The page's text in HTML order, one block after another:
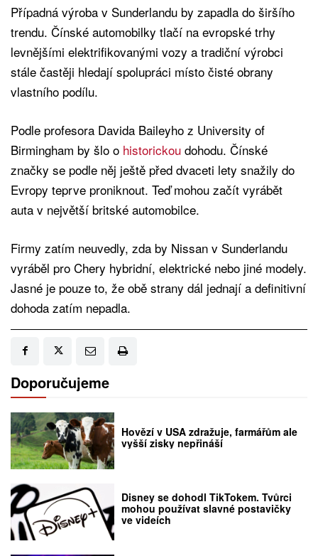
Případná výroba v Sunderlandu by zapadla do širšího
trendu. Čínské automobilky tlačí na evropské trhy
levnějšími elektrifikovanými vozy a tradiční výrobci
stále častěji hledají spolupráci místo čisté obrany
vlastního podílu.
Podle profesora Davida Baileyho z University of
Birmingham by šlo o historickou dohodu. Čínské
značky se podle něj ještě před dvaceti lety snažily do
Evropy teprve proniknout. Teď mohou začít vyrábět
auta v největší britské automobilce.
Firmy zatím neuvedly, zda by Nissan v Sunderlandu
vyráběl pro Chery hybridní, elektrické nebo jiné modely.
Jasné je pouze to, že obě strany dál jednají a definitivní
dohoda zatím nepadla.
Doporučujeme
Hovězí v USA zdražuje, farmářům ale
vyšší zisky nepřináší
Disney se dohodl TikTokem. Tvůrci
mohou používat slavné postavičky
ve videích